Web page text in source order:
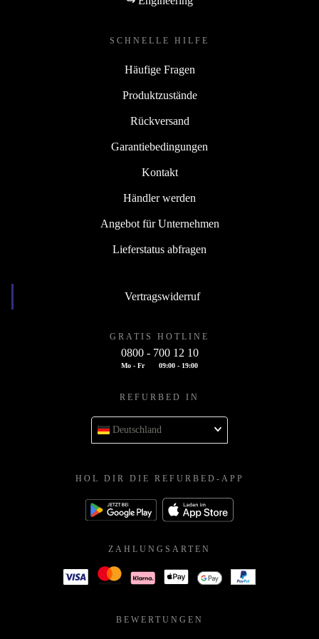
Für weiches, glänzendes, geschmeidigeres Haar mit langem Halt.¹
¹Im Vergleich zu unbehandeltem Haar.
²Getestet bei einer relativen Luftfeuchtigkeit von 80 %.
SCHNELLE HILFE
Häufige Fragen
Produktzustände
Rückversand
Garantiebedingungen
Kontakt
Händler werden
Angebot für Unternehmen
Lieferstatus abfragen
Vertragswiderruf
GRATIS HOTLINE
0800 - 700 12 10
Mo - Fr 09:00 - 19:00
REFURBED IN
Deutschland
HOL DIR DIE REFURBED-APP
ZAHLUNGSARTEN
BEWERTUNGEN